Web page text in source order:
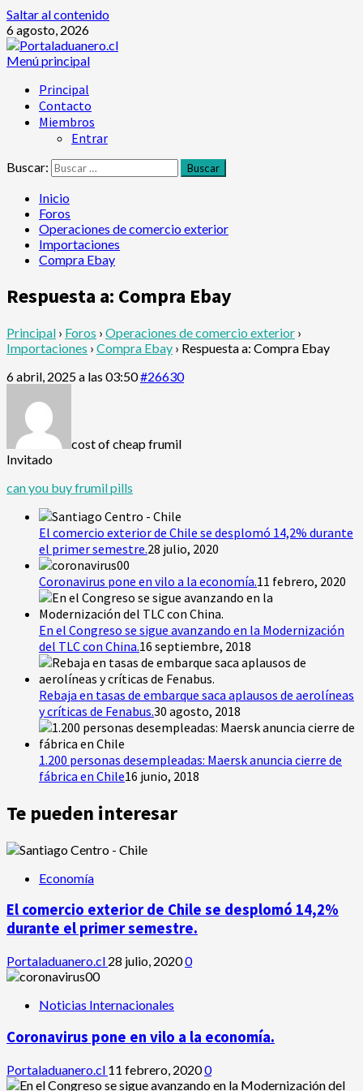
Saltar al contenido
6 agosto, 2026
Menú principal
Principal
Contacto
Miembros
Entrar
Buscar:
Inicio
Foros
Operaciones de comercio exterior
Importaciones
Compra Ebay
Respuesta a: Compra Ebay
Principal › Foros › Operaciones de comercio exterior ›
Importaciones › Compra Ebay › Respuesta a: Compra Ebay
6 abril, 2025 a las 03:50#26630
cost of cheap frumil
Invitado
can you buy frumil pills
El comercio exterior de Chile se desplomó 14,2% durante
el primer semestre.28 julio, 2020
Coronavirus pone en vilo a la economía.11 febrero, 2020
En el Congreso se sigue avanzando en la Modernización
del TLC con China.16 septiembre, 2018
Rebaja en tasas de embarque saca aplausos de aerolíneas
y críticas de Fenabus.30 agosto, 2018
1.200 personas desempleadas: Maersk anuncia cierre de
fábrica en Chile16 junio, 2018
Te pueden interesar
Economía
El comercio exterior de Chile se desplomó 14,2%
durante el primer semestre.
Portaladuanero.cl 28 julio, 20200
Noticias Internacionales
Coronavirus pone en vilo a la economía.
Portaladuanero.cl 11 febrero, 20200